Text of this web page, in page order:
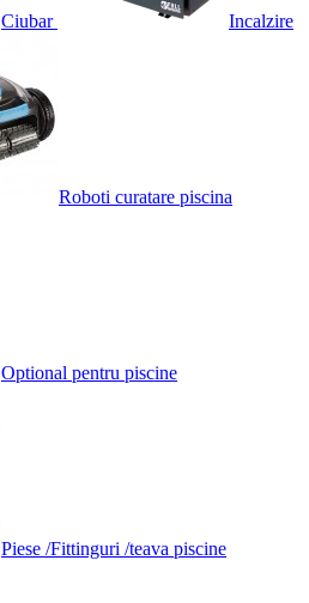
Ciubar Incalzire
Roboti curatare piscina
Optional pentru piscine
Piese /Fittinguri /teava piscine